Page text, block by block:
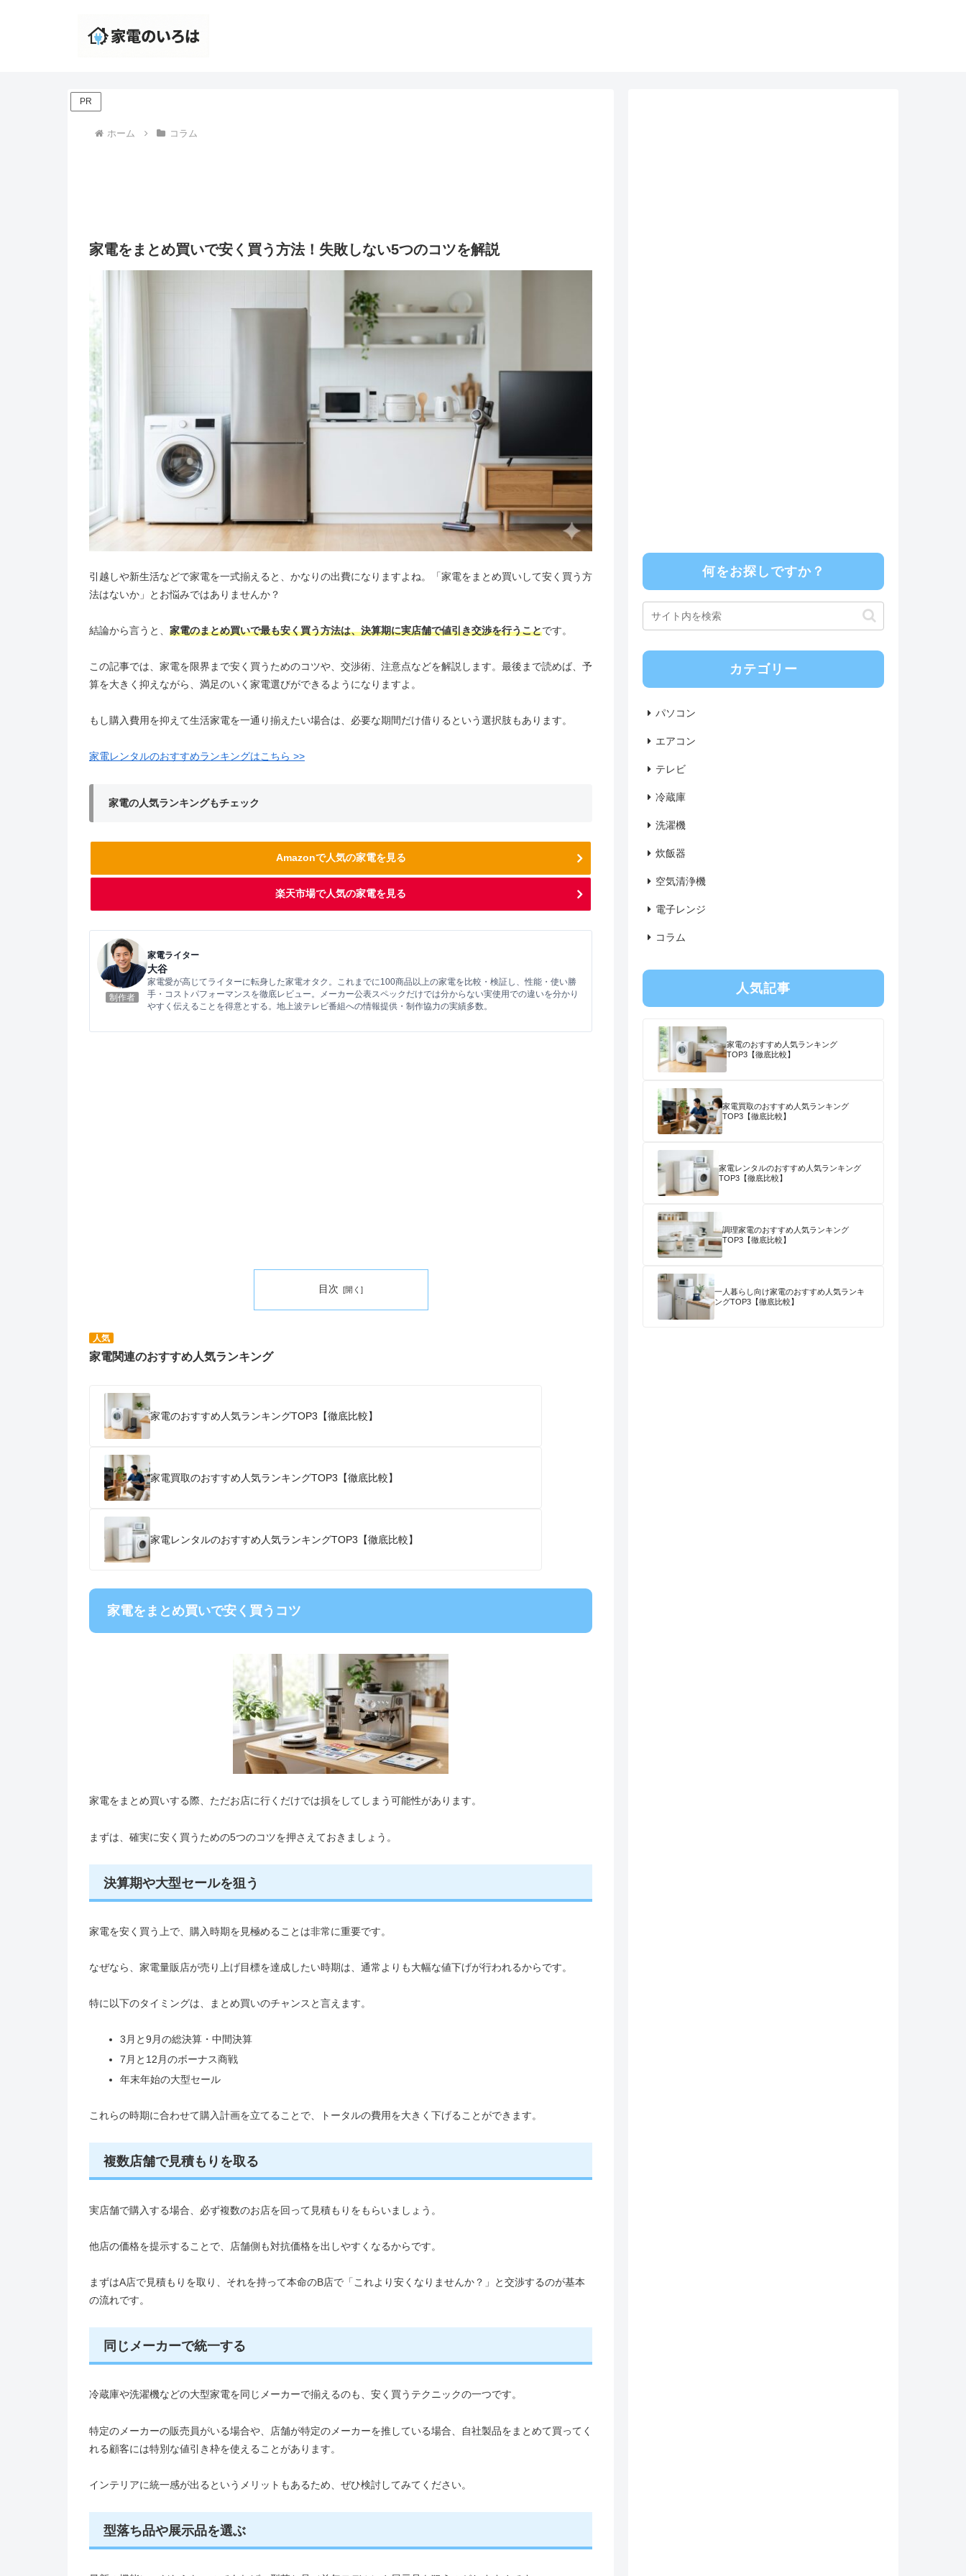
PR
ホーム コラム
家電をまとめ買いで安く買う方法！失敗しない5つのコツを解説
引越しや新生活などで家電を一式揃えると、かなりの出費になりますよね。「家電をまとめ買いして安く買う方
法はないか」とお悩みではありませんか？
結論から言うと、 家電のまとめ買いで最も安く買う方法は、決算期に実店舗で値引き交渉を行うことです。
この記事では、家電を限界まで安く買うためのコツや、交渉術、注意点などを解説します。最後まで読めば、予
算を大きく抑えながら、満足のいく家電選びができるようになりますよ。
もし購入費用を抑えて生活家電を一通り揃えたい場合は、必要な期間だけ借りるという選択肢もあります。
家電レンタルのおすすめランキングはこちら >>
家電の人気ランキングもチェック
Amazonで人気の家電を見る
楽天市場で人気の家電を見る
制作者
家電ライター
大谷
家電愛が高じてライターに転身した家電オタク。これまでに100商品以上の家電を比較・検証し、性能・使い勝
手・コストパフォーマンスを徹底レビュー。メーカー公表スペックだけでは分からない実使用での違いを分かり
やすく伝えることを得意とする。地上波テレビ番組への情報提供・制作協力の実績多数。
目次
人気
家電関連のおすすめ人気ランキング
家電のおすすめ人気ランキングTOP3【徹底比較】
家電買取のおすすめ人気ランキングTOP3【徹底比較】
家電レンタルのおすすめ人気ランキングTOP3【徹底比較】
家電をまとめ買いで安く買うコツ
家電をまとめ買いする際、ただお店に行くだけでは損をしてしまう可能性があります。
まずは、確実に安く買うための5つのコツを押さえておきましょう。
決算期や大型セールを狙う
家電を安く買う上で、購入時期を見極めることは非常に重要です。
なぜなら、家電量販店が売り上げ目標を達成したい時期は、通常よりも大幅な値下げが行われるからです。
特に以下のタイミングは、まとめ買いのチャンスと言えます。
3月と9月の総決算・中間決算
7月と12月のボーナス商戦
年末年始の大型セール
これらの時期に合わせて購入計画を立てることで、トータルの費用を大きく下げることができます。
複数店舗で見積もりを取る
実店舗で購入する場合、必ず複数のお店を回って見積もりをもらいましょう。
他店の価格を提示することで、店舗側も対抗価格を出しやすくなるからです。
まずはA店で見積もりを取り、それを持って本命のB店で「これより安くなりませんか？」と交渉するのが基本
の流れです。
同じメーカーで統一する
冷蔵庫や洗濯機などの大型家電を同じメーカーで揃えるのも、安く買うテクニックの一つです。
特定のメーカーの販売員がいる場合や、店舗が特定のメーカーを推している場合、自社製品をまとめて買ってく
れる顧客には特別な値引き枠を使えることがあります。
インテリアに統一感が出るというメリットもあるため、ぜひ検討してみてください。
型落ち品や展示品を選ぶ
何をお探しですか？
カテゴリー
パソコン
エアコン
テレビ
冷蔵庫
洗濯機
炊飯器
空気清浄機
電子レンジ
コラム
人気記事
家電のおすすめ人気ランキング
TOP3【徹底比較】
家電買取のおすすめ人気ランキング
TOP3【徹底比較】
家電レンタルのおすすめ人気ランキング
TOP3【徹底比較】
調理家電のおすすめ人気ランキング
TOP3【徹底比較】
一人暮らし向け家電のおすすめ人気ランキ
ングTOP3【徹底比較】